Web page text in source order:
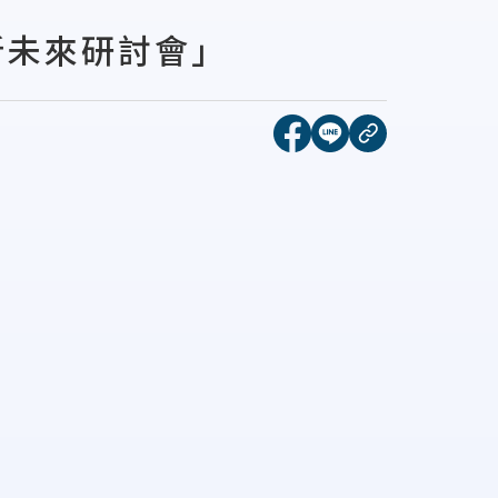
來研討會」
[另開新視窗]分享到
[另開新視窗]分享
複製連結